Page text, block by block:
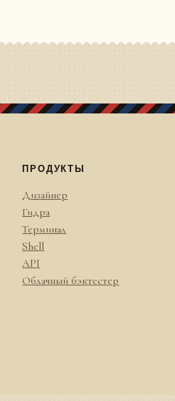
ПРОДУКТЫ
Дизайнер
Гидра
Терминал
Shell
API
Облачный бэктестер